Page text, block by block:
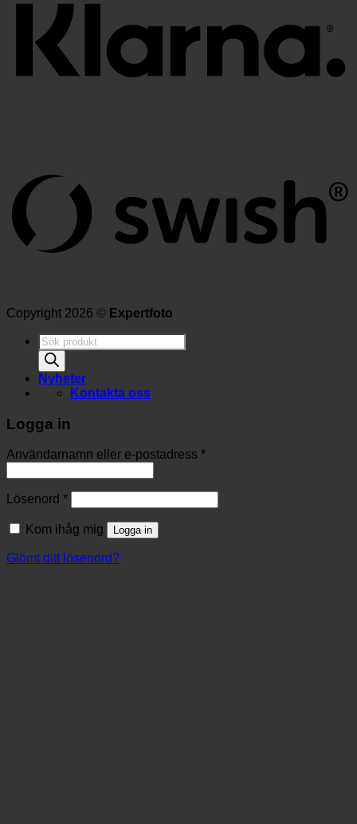
Copyright 2026 © Expertfoto
Produktsökning
Nyheter
Kontakta oss
Logga in
Användarnamn eller e-postadress *
Lösenord *
Kom ihåg mig Logga in
Glömt ditt lösenord?